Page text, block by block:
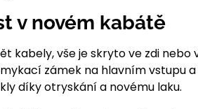
v novém kabátě
kabely, vše je skryto ve zdi nebo
zámek na hlavním vstupu
díky otryskání a novému laku.